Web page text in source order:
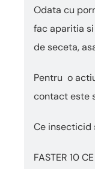
Odata cu
fac aparitia
de seceta,
Pentru o
contact este
Ce insecticid
FASTER 10